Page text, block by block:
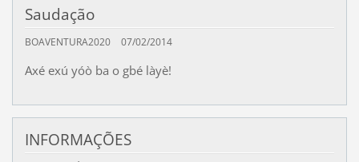
Saudação
BOAVENTURA2020 07/02/2014
Axé exú yóò ba o gbé làyè!
INFORMAÇÕES